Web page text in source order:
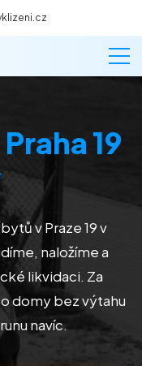
Praha 19
v Praze 19 v
naložíme a
likvidaci. Za
domy bez výtahu
navíc.